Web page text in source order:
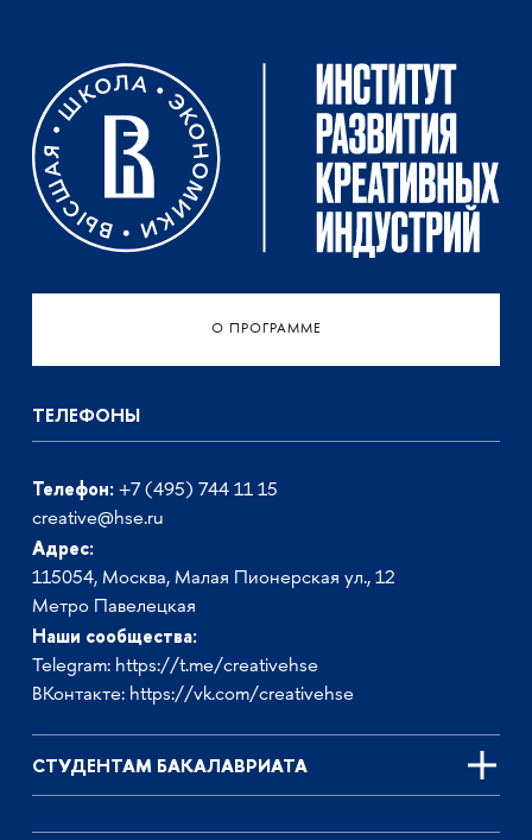
О ПРОГРАММЕ
ТЕЛЕФОНЫ
Телефон: +7 (495) 744 11 15
creative@hse.ru
Адрес:
115054, Москва, Малая Пионерская ул., 12
Метро Павелецкая
Наши сообщества:
Telegram: https://t.me/creativehse
ВКонтакте: https://vk.com/creativehse
СТУДЕНТАМ БАКАЛАВРИАТА